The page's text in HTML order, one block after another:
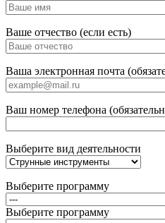
Ваше отчество (если есть)
Ваша электронная почта
Ваш номер телефона
Выберите вид деятельности
Выберите программу
Выберите программу